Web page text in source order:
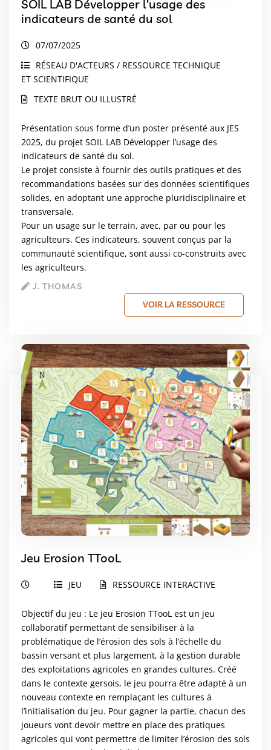
SOIL LAB Développer l’usage des
indicateurs de santé du sol
07/07/2025
RÉSEAU D'ACTEURS / RESSOURCE TECHNIQUE
ET SCIENTIFIQUE
TEXTE BRUT OU ILLUSTRÉ
Présentation sous forme d’un poster présenté aux JES
2025, du projet SOIL LAB Développer l’usage des
indicateurs de santé du sol.
Le projet consiste à fournir des outils pratiques et des
recommandations basées sur des données scientifiques
solides, en adoptant une approche pluridisciplinaire et
transversale.
Pour un usage sur le terrain, avec, par ou pour les
agriculteurs. Ces indicateurs, souvent conçus par la
communauté scientifique, sont aussi co-construits avec
les agriculteurs.
J. THOMAS
VOIR LA RESSOURCE
Jeu Erosion TTooL
JEU RESSOURCE INTERACTIVE
Objectif du jeu : Le jeu Erosion TTooL est un jeu
collaboratif permettant de sensibiliser à la
problématique de l’érosion des sols à l’échelle du
bassin versant et plus largement, à la gestion durable
des exploitations agricoles en grandes cultures. Créé
dans le contexte gersois, le jeu pourra être adapté à un
nouveau contexte en remplaçant les cultures à
l’initialisation du jeu. Pour gagner la partie, chacun des
joueurs vont devoir mettre en place des pratiques
agricoles qui vont permettre de limiter l’érosion des sols